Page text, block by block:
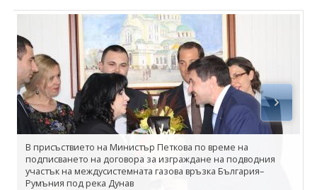
ЗАВЪРШИЛИ ПРОЦЕДУРИ ЗА ОБЩЕСТВЕНО
ОБСЪЖДАНЕ
ПАРЛАМЕНТАРЕН КОНТРОЛ
ФОТОГАЛЕРИЯ
ВИДЕОГАЛЕРИЯ
В присъствието на Министър Петкова по време на
подписването на договора за изграждане на подводния
участък на междусистемната газова връзка България–
Румъния под река Дунав